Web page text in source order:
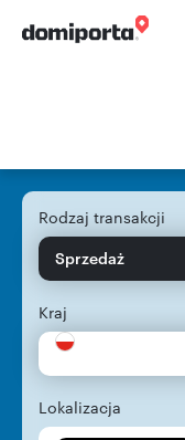
Rodzaj transakcji
Sprzedaż
Kraj
Lokalizacja